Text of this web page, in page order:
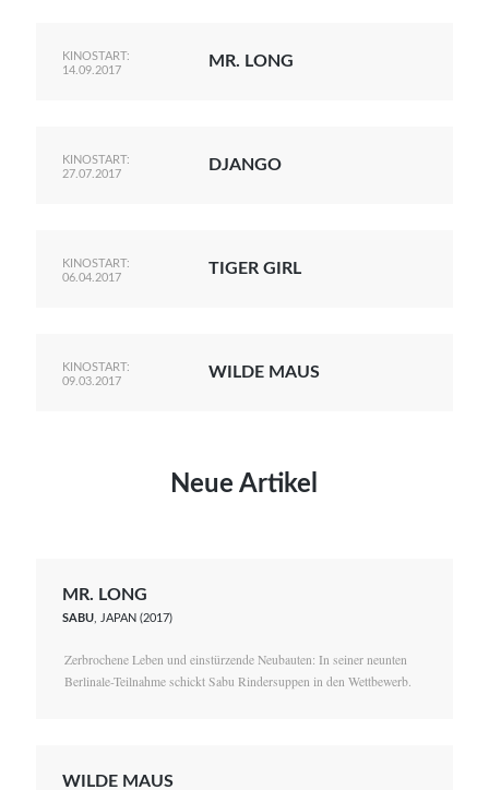
KINOSTART:
14.09.2017
MR. LONG
KINOSTART:
27.07.2017
DJANGO
KINOSTART:
06.04.2017
TIGER GIRL
KINOSTART:
09.03.2017
WILDE MAUS
Neue Artikel
MR. LONG
SABU , JAPAN (2017)
Zerbrochene Leben und einstürzende Neubauten: In seiner neunten
Berlinale-Teilnahme schickt Sabu Rindersuppen in den Wettbewerb.
WILDE MAUS